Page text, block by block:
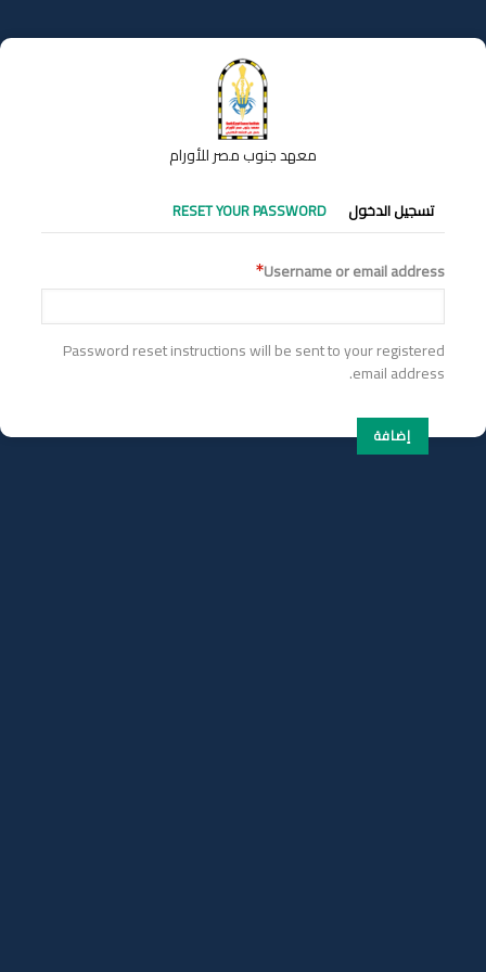
إلى
المحتوى
معهد جنوب مصر للأورام
التبويبات
الأساسية
تسجيل الدخول RESET YOUR PASSWORD
Username or email address
Password reset instructions will be sent to your registered
email address.